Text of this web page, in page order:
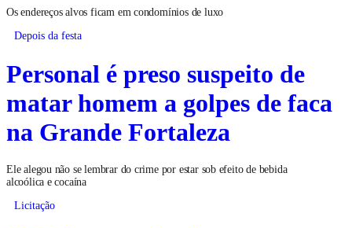
Os endereços alvos ficam em condomínios de luxo
Depois da festa
Personal é preso suspeito de
matar homem a golpes de faca
na Grande Fortaleza
Ele alegou não se lembrar do crime por estar sob efeito de bebida
alcoólica e cocaína
Licitação